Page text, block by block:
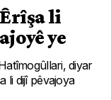
li
ye
diyar
li dijî pêvajoya